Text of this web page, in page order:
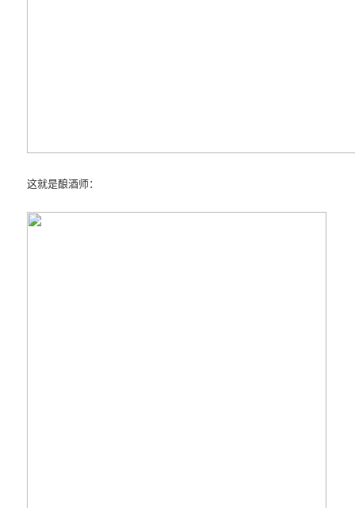
这就是酿酒师：